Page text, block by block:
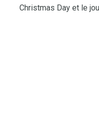
Christmas Day et le